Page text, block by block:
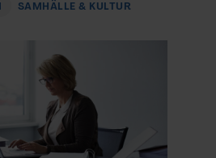
SAMHÄLLE & KULTUR